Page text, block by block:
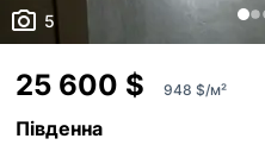
5
25 600 $ 948 $/м²
Південна